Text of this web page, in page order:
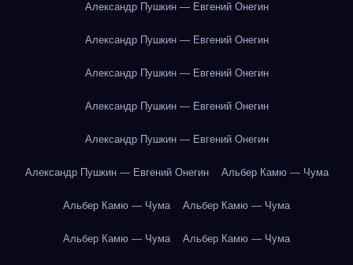
Александр Пушкин — Евгений Онегин
Александр Пушкин — Евгений Онегин
Александр Пушкин — Евгений Онегин
Александр Пушкин — Евгений Онегин
Александр Пушкин — Евгений Онегин
Александр Пушкин — Евгений Онегин Альбер Камю — Чума
Альбер Камю — Чума Альбер Камю — Чума
Альбер Камю — Чума Альбер Камю — Чума